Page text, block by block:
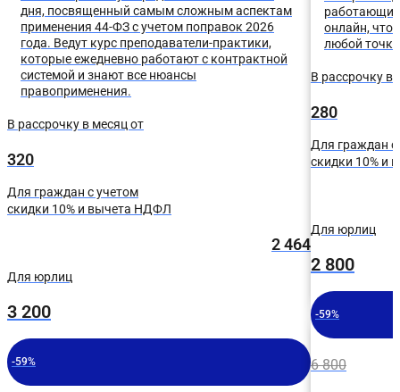
обжалованиях.
дня, посвященный самым сложным аспектам
применения 44-ФЗ с учетом поправок 2026
года. Ведут курс преподаватели-практики,
которые ежедневно работают с контрактной
системой и знают все нюансы
правоприменения.
В рассрочку в месяц от
320
Для граждан с учетом
скидки 10% и вычета НДФЛ
2 464
Для юрлиц
3 200
-59%
работающие
онлайн, что
любой
В рассрочку в
280
Для граждан с
скидки 10% и
Для юрлиц
2 800
-59%
6 800